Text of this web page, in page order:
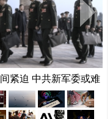
紧迫 中共新军委或难
产